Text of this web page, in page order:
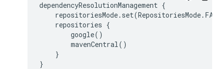
dependencyResolutionManagement {
repositories {
google()
mavenCentral()
}
}